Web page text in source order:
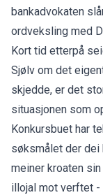
bankadvokaten
ordveksling med
Kort tid etterpå
Sjølv om det
skjedde, er det
situasjonen som
Konkursbuet har
søksmålet der dei
meiner kroaten
illojal mot verftet -